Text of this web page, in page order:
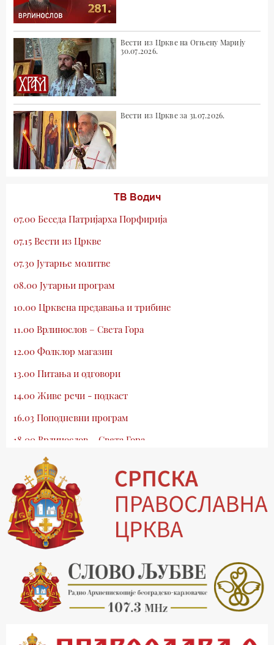
Вести из Цркве на Огњену Марију
30.07.2026.
Вести из Цркве за 31.07.2026.
ТВ Водич
07.00 Беседа Патријарха Порфирија
07.15 Вести из Цркве
07.30 Јутарње молитве
08.00 Јутарњи програм
10.00 Црквена предавања и трибине
11.00 Врлинослов – Света Гора
12.00 Фолклор магазин
13.00 Питања и одговори
14.00 Живе речи - подкаст
16.03 Поподневни програм
18.00 Врлинослов – Света Гора
19.03 Атлас памћења
19.30 Вечерње молитве
20.00 Вести из Цркве
20.15 Реч архијереја
20.30 Млади у Цркви
21.03 Гугл пита
22.03 Црквена предавања и трибине
23.00 Питања и одговори
00.03 Гугл пита